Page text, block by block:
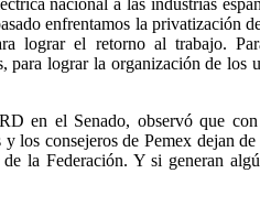
enfrentamos la privatización
lograr el retorno al trabajo.
para lograr la organización de los
en el Senado, observó que con
los consejeros de Pemex dejan
la Federación. Y si generan